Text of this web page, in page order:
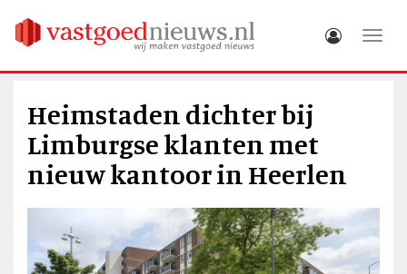
Heimstaden dichter bij
Limburgse klanten met
nieuw kantoor in Heerlen